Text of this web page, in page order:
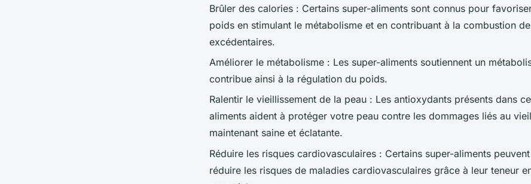
Brûler des calories : Certains super-aliments sont connus pour
poids en stimulant le métabolisme et en contribuant à la combustion
excédentaires.
Améliorer le métabolisme : Les super-aliments soutiennent un
contribue ainsi à la régulation du poids.
Ralentir le vieillissement de la peau : Les antioxydants présents dans
aliments aident à protéger votre peau contre les dommages liés au
maintenant saine et éclatante.
Réduire les risques cardiovasculaires : Certains super-aliments
réduire les risques de maladies cardiovasculaires grâce à leur teneur